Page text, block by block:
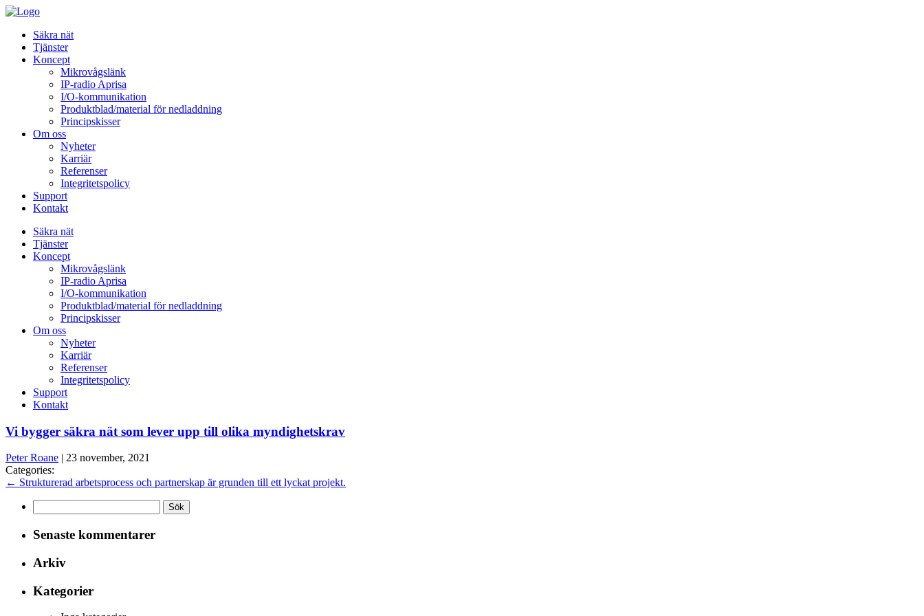
Säkra nät
Tjänster
Koncept
Mikrovågslänk
IP-radio Aprisa
I/O-kommunikation
Produktblad/material för nedladdning
Principskisser
Om oss
Nyheter
Karriär
Referenser
Integritetspolicy
Support
Kontakt
Säkra nät
Tjänster
Koncept
Mikrovågslänk
IP-radio Aprisa
I/O-kommunikation
Produktblad/material för nedladdning
Principskisser
Om oss
Nyheter
Karriär
Referenser
Integritetspolicy
Support
Kontakt
Vi bygger säkra nät som lever upp till olika myndighetskrav
Peter Roane | 23 november, 2021
Categories:
← Strukturerad arbetsprocess och partnerskap är grunden till ett lyckat projekt.
efter:
Senaste kommentarer
Arkiv
Kategorier